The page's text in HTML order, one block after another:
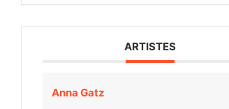
ARTISTES
Anna Gatz